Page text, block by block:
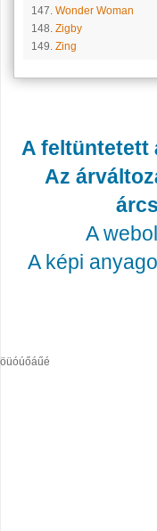
147. Wonder Woman
148. Zigby
149. Zing
A feltüntetett
Az
A
A képi
öüóúőáűé